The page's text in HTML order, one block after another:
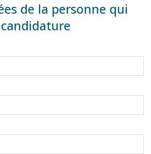
de la personne qui